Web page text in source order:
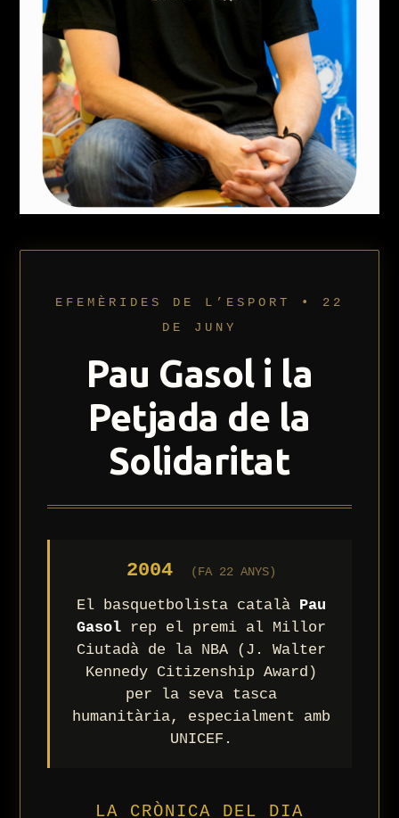
EFEMÈRIDES DE L’ESPORT • 22
DE JUNY
Pau Gasol i la
Petjada de la
Solidaritat
2004 (FA 22 ANYS)
El basquetbolista català Pau
Gasolrep el premi al Millor
Ciutadà de la NBA (J. Walter
Kennedy Citizenship Award)
per la seva tasca
humanitària, especialment amb
UNICEF.
LA CRÒNICA DEL DIA